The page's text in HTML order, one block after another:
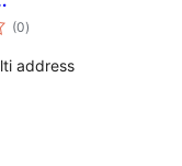
Woo
(0कुल
रेटिङ्गहरू
)
address